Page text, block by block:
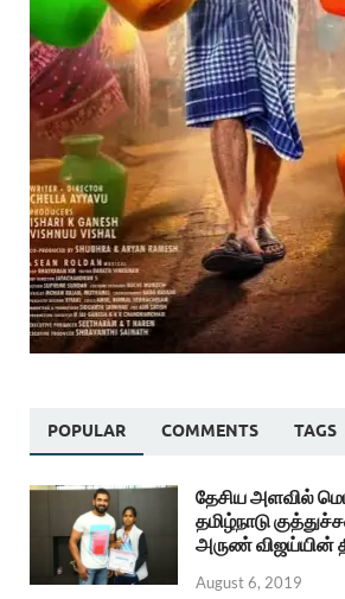
POPULAR COMMENTS TAGS
தேசிய அளவில்
தமிழ்நாடு
அருண் விஜய்யின்
August 6, 2019